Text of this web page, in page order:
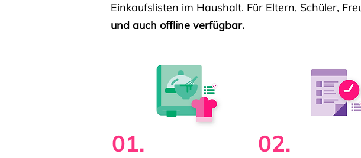
Einkaufslisten im Haushalt. Für Eltern, Schüler,
und auch offline verfügbar.
01. 02.